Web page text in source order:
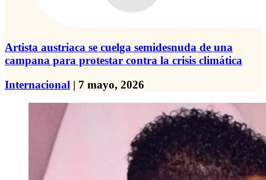
Artista austriaca se cuelga semidesnuda de una
campana para protestar contra la crisis climática
Internacional | 7 mayo, 2026